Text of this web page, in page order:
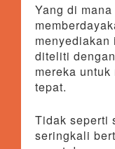
Yang di
menyediakan
diteliti
mereka
tepat.
Tidak seperti
seringkali